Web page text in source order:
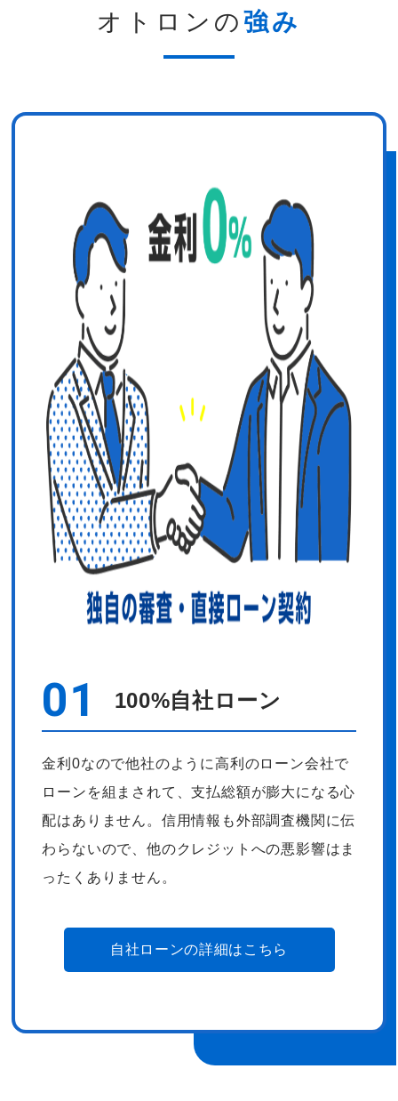
オトロンの強み
01 100%自社ローン
金利0なので他社のように高利のローン会社で
ローンを組まされて、支払総額が膨大になる心
配はありません。 信用情報も外部調査機関に伝
わらないので、他のクレジットへの悪影響はま
ったくありません。
自社ローンの詳細はこちら